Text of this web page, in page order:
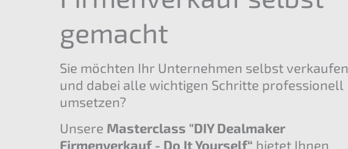
gemacht
Sie möchten Ihr Unternehmen selbst verkaufen
und dabei alle wichtigen Schritte professionell
umsetzen?
Unsere Masterclass "DIY Dealmaker
Firmenverkauf - Do It Yourself“ bietet Ihnen